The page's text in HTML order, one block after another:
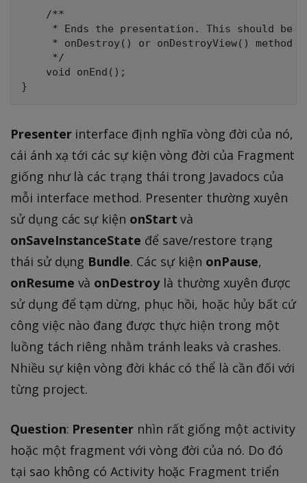
    /**
* Ends the presentation. This should be
* onDestroy() or onDestroyView() method
     */
    void onEnd();
Presenterinterface định nghĩa vòng đời của nó,
cái ánh xạ tới các sự kiện vòng đời của Fragment
giống như là các trạng thái trong Javadocs của
mỗi interface method. Presenter thường xuyên
sử dụng các sự kiện onStart và
onSaveInstanceState để save/restore trạng
thái sử dụng Bundle. Các sự kiện onPause,
onResume và onDestroylà thường xuyên được
sử dụng để tạm dừng, phục hồi, hoặc hủy bất cứ
công việc nào đang được thực hiện trong một
luồng tách riêng nhằm tránh leaks và crashes.
Nhiều sự kiện vòng đời khác có thể là cần đối với
từng project.
Question: Presenter nhìn rất giống một activity
hoặc một fragment với vòng đời của nó. Do đó
tại sao không có Activity hoặc Fragment triển